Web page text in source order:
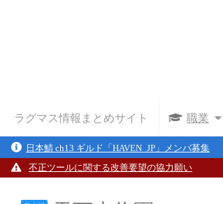
ラグマス情報まとめサイト 職業
日本鯖 ch13 ギルド「HAVEN_JP」メンバ募集
不正ツールに関する改善要望の協力願い